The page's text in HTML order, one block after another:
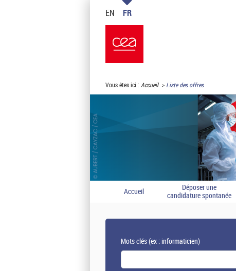
EN FR
Vous êtes ici : Accueil Liste des offres
Accueil
Déposer une
candidature spontanée
Mots clés(ex : informaticien)